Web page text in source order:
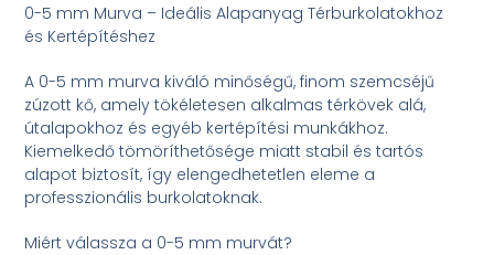
0-5 mm Murva – Ideális Alapanyag Térburkolatokhoz
és Kertépítéshez
A 0-5 mm murva kiváló minőségű, finom szemcséjű
zúzott kő, amely tökéletesen alkalmas térkövek alá,
útalapokhoz és egyéb kertépítési munkákhoz.
Kiemelkedő tömöríthetősége miatt stabil és tartós
alapot biztosít, így elengedhetetlen eleme a
professzionális burkolatoknak.
Miért válassza a 0-5 mm murvát?